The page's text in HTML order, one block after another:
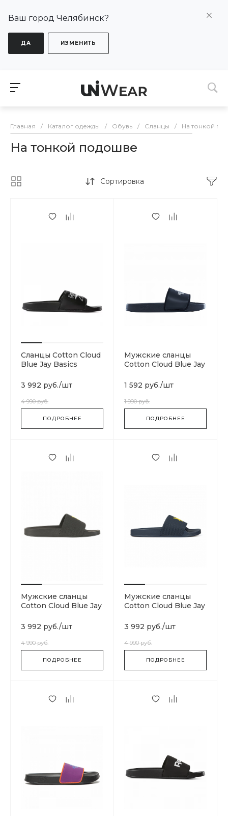
Ваш город Челябинск?
ДА ИЗМЕНИТЬ
Главная / Каталог одежды / Обувь / Сланцы / На тонкой
На тонкой подошве
Сортировка
Сланцы Cotton Cloud
Blue Jay Basics
3 992 руб./шт
4 990 руб.
ПОДРОБНЕЕ
Мужские сланцы
Cotton Cloud Blue Jay
1 592 руб./шт
1 990 руб.
ПОДРОБНЕЕ
Мужские сланцы
Cotton Cloud Blue Jay
3 992 руб./шт
4 990 руб.
ПОДРОБНЕЕ
Мужские сланцы
Cotton Cloud Blue Jay
3 992 руб./шт
4 990 руб.
ПОДРОБНЕЕ